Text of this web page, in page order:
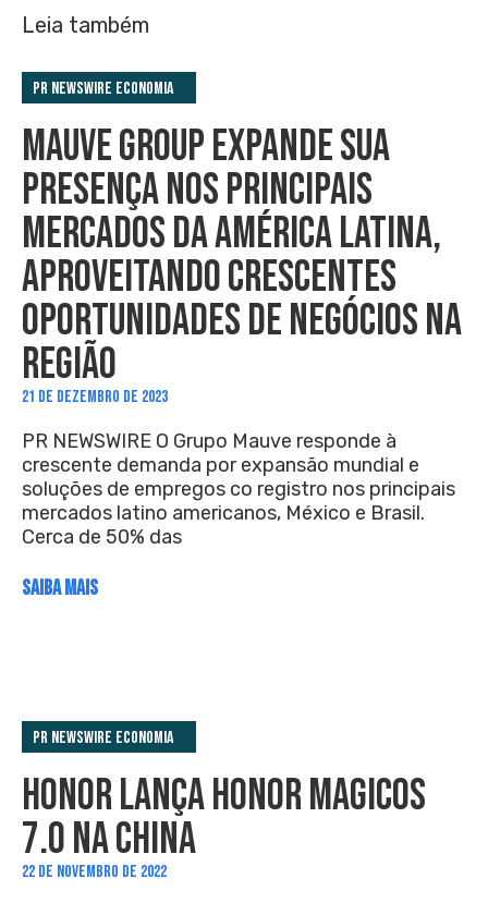
Leia também
PR Newswire Economia
MAUVE GROUP EXPANDE SUA
PRESENÇA NOS PRINCIPAIS
MERCADOS DA AMÉRICA LATINA,
APROVEITANDO CRESCENTES
OPORTUNIDADES DE NEGÓCIOS NA
REGIÃO
21 DE DEZEMBRO DE 2023
PR NEWSWIRE O Grupo Mauve responde à
crescente demanda por expansão mundial e
soluções de empregos co registro nos principais
mercados latino americanos, México e Brasil.
Cerca de 50% das
SAIBA MAIS
PR Newswire Economia
HONOR LANÇA HONOR MAGICOS
7.0 NA CHINA
22 DE NOVEMBRO DE 2022